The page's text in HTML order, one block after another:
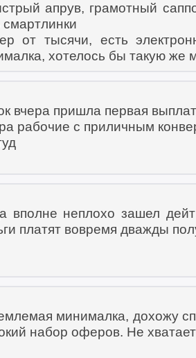
апрув, грамотный
смартлинки
от тысячи, есть
хотелось бы такую же
вчера пришла первая
рабочие с приличным
вполне неплохо зашел
платят вовремя дважды
минималка, дохожу
набор оферов. Не